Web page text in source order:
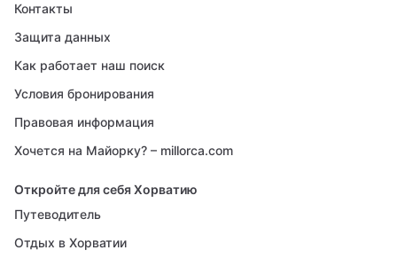
Контакты
Защита данных
Как работает наш поиск
Условия бронирования
Правовая информация
Хочется на Майорку? – millorca.com
Откройте для себя Хорватию
Путеводитель
Отдых в Хорватии